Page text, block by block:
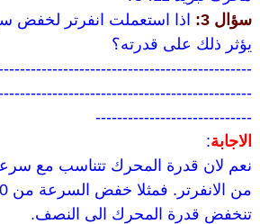
سؤال 3:
اذا استعملت انفرتر لخفض
يؤثر ذلك على قدرته؟
-----------------------------
الاجابة:
نعم لان قدرة المحرك تتناسب مع
تنخفض قدرة المحرك الى النصف.